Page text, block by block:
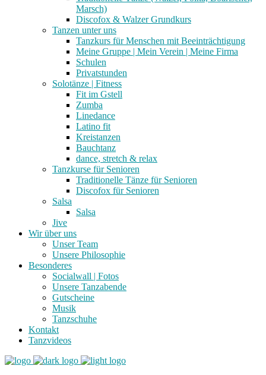
Marsch)
Discofox & Walzer Grundkurs
Tanzen unter uns
Tanzkurs für Menschen mit Beeinträchtigung
Meine Gruppe | Mein Verein | Meine Firma
Schulen
Privatstunden
Solotänze | Fitness
Fit im Gstell
Zumba
Linedance
Latino fit
Kreistanzen
Bauchtanz
dance, stretch & relax
Tanzkurse für Senioren
Traditionelle Tänze für Senioren
Discofox für Senioren
Salsa
Salsa
Jive
Wir über uns
Unser Team
Unsere Philosophie
Besonderes
Socialwall | Fotos
Unsere Tanzabende
Gutscheine
Musik
Tanzschuhe
Kontakt
Tanzvideos